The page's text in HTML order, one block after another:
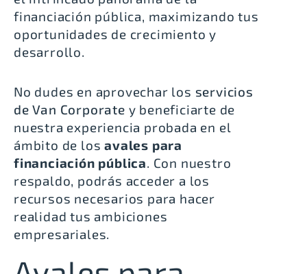
financiación pública, maximizando tus
oportunidades de crecimiento y
desarrollo.
No dudes en aprovechar los servicios
de Van Corporate y beneficiarte de
nuestra experiencia probada en el
ámbito de losavales para
financiación pública. Con nuestro
respaldo, podrás acceder a los
recursos necesarios para hacer
realidad tus ambiciones
empresariales.